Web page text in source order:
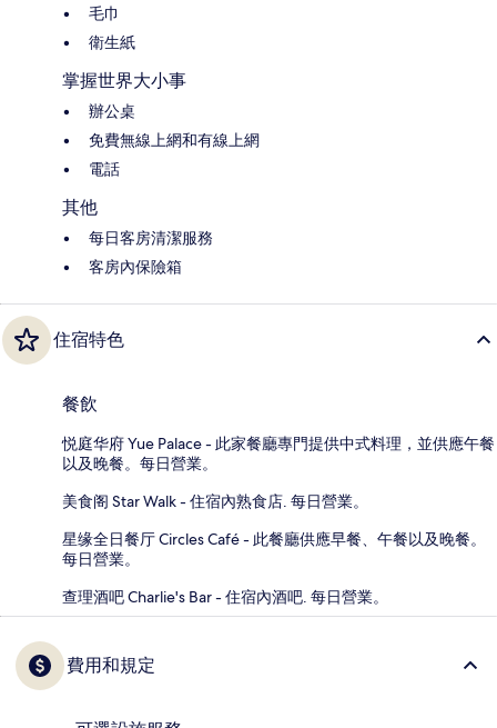
毛巾
衛生紙
掌握世界大小事
辦公桌
免費無線上網和有線上網
電話
其他
每日客房清潔服務
客房內保險箱
住宿特色
餐飲
悦庭华府 Yue Palace - 此家餐廳專門提供中式料理，並供應午餐
以及晚餐。每日營業。
美食阁 Star Walk - 住宿內熟食店. 每日營業。
星缘全日餐厅 Circles Café - 此餐廳供應早餐、午餐以及晚餐。
每日營業。
查理酒吧 Charlie's Bar - 住宿內酒吧. 每日營業。
費用和規定